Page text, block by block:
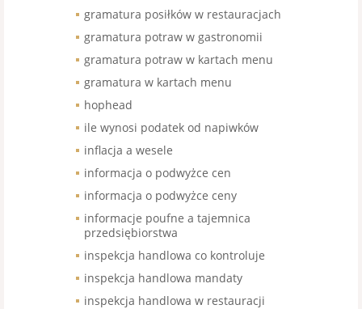
gramatura posiłków w restauracjach
gramatura potraw w gastronomii
gramatura potraw w kartach menu
gramatura w kartach menu
hophead
ile wynosi podatek od napiwków
inflacja a wesele
informacja o podwyżce cen
informacja o podwyżce ceny
informacje poufne a tajemnica
przedsiębiorstwa
inspekcja handlowa co kontroluje
inspekcja handlowa mandaty
inspekcja handlowa w restauracji